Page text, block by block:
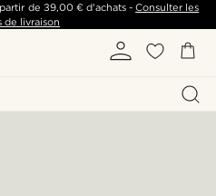
de 39,00 €d'achats -Consulter les
de livraison